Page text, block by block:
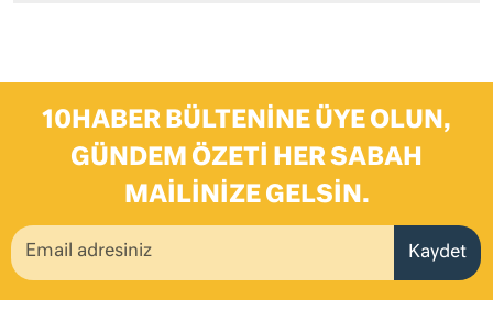
10HABER BÜLTENINE ÜYE OLUN,
GÜNDEM ÖZETI HER SABAH
MAILINIZE GELSIN.
Kaydet